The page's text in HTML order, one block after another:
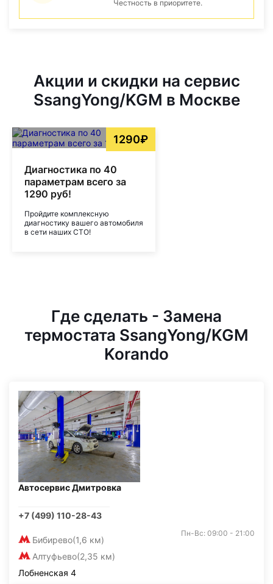
Честность в приоритете.
Акции и скидки на сервис
SsangYong/KGM в Москве
1290₽
Диагностика по 40
параметрам всего за
1290 руб!
Пройдите комплексную
диагностику вашего автомобиля
в сети наших СТО!
Где сделать - Замена
термостата SsangYong/KGM
Korando
Автосервис Дмитровка
+7 (499) 110-28-43
Бибирево(1,6 км)
Алтуфьево(2,35 км)
Пн-Вс: 09:00 - 21:00
Лобненская 4